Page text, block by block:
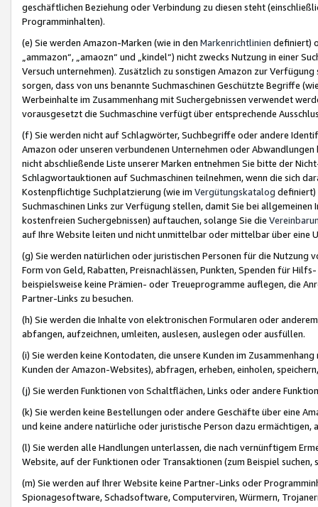
geschäftlichen Beziehung oder Verbindung zu diesen steht
Programminhalten).
(e) Sie werden Amazon-Marken (wie in den Markenrichtlinien definiert)
„ammazon“, „amaozn“ und „kindel“) nicht zwecks Nutzung in einer
Versuch unternehmen). Zusätzlich zu sonstigen Amazon zur
sorgen, dass von uns benannte Suchmaschinen Geschützte Begriffe
Werbeinhalte im Zusammenhang mit Suchergebnissen verwendet
vorausgesetzt die Suchmaschine verfügt über entsprechende
(f) Sie werden nicht auf Schlagwörter, Suchbegriffe oder andere
Amazon oder unseren verbundenen Unternehmen oder
nicht abschließende Liste unserer Marken entnehmen Sie bitte der
Schlagwortauktionen auf Suchmaschinen teilnehmen, wenn die sich
Kostenpflichtige Suchplatzierung (wie im Vergütungskatalog definiert)
Suchmaschinen Links zur Verfügung stellen, damit Sie bei
kostenfreien Suchergebnissen) auftauchen, solange Sie die
auf Ihre Website leiten und nicht unmittelbar oder mittelbar über eine
(g) Sie werden natürlichen oder juristischen Personen für die Nutzung
Form von Geld, Rabatten, Preisnachlässen, Punkten, Spenden für
beispielsweise keine Prämien- oder Treueprogramme auflegen, die
Partner-Links zu besuchen.
(h) Sie werden die Inhalte von elektronischen Formularen oder
abfangen, aufzeichnen, umleiten, auslesen, auslegen oder ausfüllen.
(i) Sie werden keine Kontodaten, die unsere Kunden im
Kunden der Amazon-Websites), abfragen, erheben, einholen,
(j) Sie werden Funktionen von Schaltflächen, Links oder andere
(k) Sie werden keine Bestellungen oder andere Geschäfte über eine
und keine andere natürliche oder juristische Person dazu
(l) Sie werden alle Handlungen unterlassen, die nach vernünftigem
Website, auf der Funktionen oder Transaktionen (zum Beispiel
(m) Sie werden auf Ihrer Website keine Partner-Links oder
Spionagesoftware, Schadsoftware, Computerviren, Würmern,